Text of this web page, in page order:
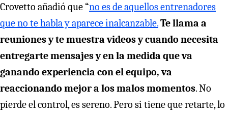
Crovetto añadió que “no es de aquellos entrenadores
que no te habla y aparece inalcanzable.Te llama a
reuniones y te muestra videos y cuando necesita
entregarte mensajes y en la medida que va
ganando experiencia con el equipo, va
reaccionando mejor a los malos momentos. No
pierde el control, es sereno. Pero si tiene que retarte, lo